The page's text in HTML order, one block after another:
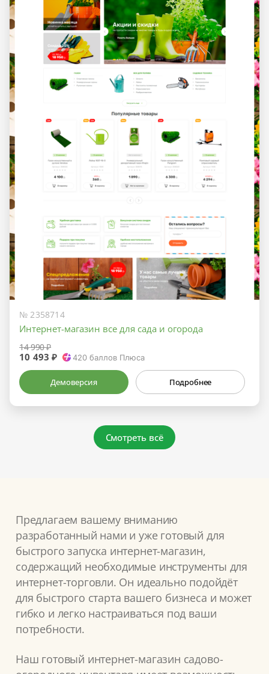
№ 2358714
Интернет-магазин все для сада и огорода
14 990 ₽
10 493 ₽ 420баллов Плюса
Демоверсия Подробнее
Смотреть всё
Предлагаем вашему вниманию
разработанный нами и уже готовый для
быстрого запуска интернет-магазин,
содержащий необходимые инструменты для
интернет-торговли. Он идеально подойдёт
для быстрого старта вашего бизнеса и может
гибко и легко настраиваться под ваши
потребности.
Наш готовый интернет-магазин садово-